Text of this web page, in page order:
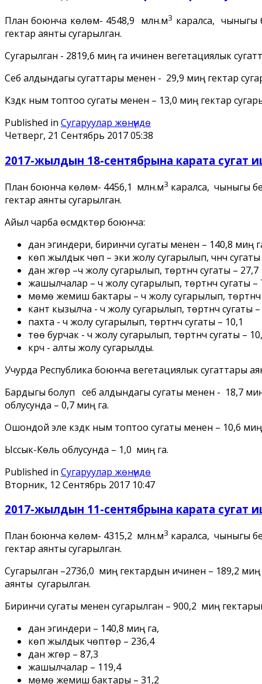
План боюнча көлөмү- 4548,9 млн.м3 каралса, чыныгы
гектар аянты сугарылган.
Сугарылган - 2819,6 миң га ичинен вегетациялык
Себүү алдындагы сугаттары менен - 29,9 миң гектар
Күздүк ным топтоо сугаты менен – 13,0 миң гектар
Published in Сугаруулар жѳнүндѳ
Четверг, 21 Сентябрь 2017 05:38
2017-жылдын 18-сентябрына карата сугат
План боюнча көлөмү- 4456,1 млн.м3 каралса, чыныгы
гектар аянты сугарылган.
Айыл чарба өсүмдүктөр боюнча:
дан эгиндери, биринчи сугаты менен – 140,8 миң
көп жылдык чөп – эки жолу сугарылып, үчүнчү
дан жүгөрү –үч жолу сугарылып, төртүнчү сугаты – 27,7
жашылчалар – үч жолу сугарылып, төртүнчү сугаты –
мөмө жемиш бактары – үч жолу сугарылып,
кант кызылча - үч жолу сугарылып, төртүнчү сугаты
пахта - үч жолу сугарылып, төртүнчү сугаты – 10,1
төө бурчак - үч жолу сугарылып, төртүнчү сугаты –
күрүч - алты жолу сугарылды.
Учурда Республика боюнча вегетациялык сугаттары
Бардыгы болуп себүү алдындагы сугаты менен - 18,7
облусунда – 0,7 миң га.
Ошондой эле күздүк ным топтоо сугаты менен – 10,6
Ыссык-Көль облусунда – 1,0 миң га.
Published in Сугаруулар жѳнүндѳ
Вторник, 12 Сентябрь 2017 10:47
2017-жылдын 11-сентябрына карата сугат
План боюнча көлөмү- 4315,2 млн.м3 каралса, чыныгы
гектар аянты сугарылган.
Сугарылган –2736,0 миң гектардын ичинен – 189,2
аянты сугарылган.
Биринчи сугаты менен сугарылган – 900,2 миң
дан эгиндери – 140,8 миң га,
көп жылдык чөптөр – 236,4
дан жүгөрү – 87,3
жашылчалар – 119,4
мөмө жемиш бактары – 31,2